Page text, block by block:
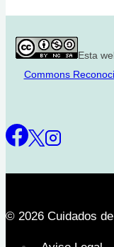
Esta
Commons
© 2026 Cuidados